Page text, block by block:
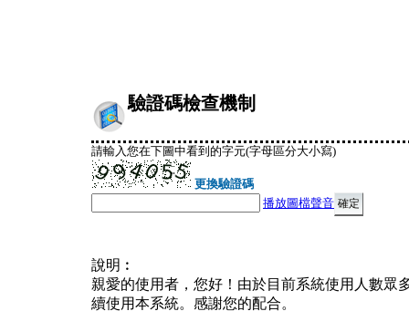
驗證碼檢查機制
請輸入您在下圖中看到的字元(字母區分大小寫)
更換驗證碼
播放圖檔聲音
說明︰
親愛的使用者，您好！由於目前系統使用人數眾
續使用本系統。感謝您的配合。